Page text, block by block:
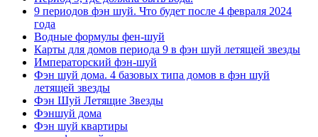
9 периодов фэн шуй. Что будет после 4 февраля 2024
года
Водные формулы фен-шуй
Карты для домов периода 9 в фэн шуй летящей звезды
Императорский фэн-шуй
Фэн шуй дома. 4 базовых типа домов в фэн шуй
летящей звезды
Фэн Шуй Летящие Звезды
Фэншуй дома
Фэн шуй квартиры